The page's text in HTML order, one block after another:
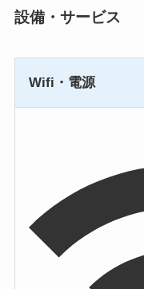
設備・サービス
Wifi・電源